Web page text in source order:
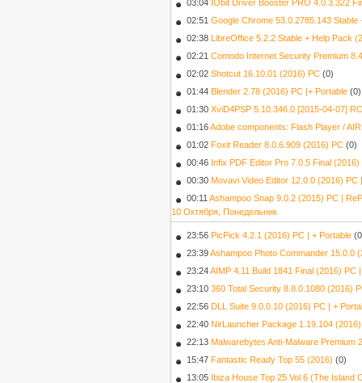
03:04 IObit Driver Booster PRO 4.0.3.322
02:51 Google Chrome 53.0.2785.143
02:38 LibreOffice 5.2.2 Stable + Help Pack
02:21 Comodo Internet Security Premium
02:02 Shotcut 16.10.01 (2016) PC (0)
01:44 Blender 2.78 (2016) PC |+ Portable (0)
01:30 XviD4PSP 5.10.346.0 [2015-04-07]
01:16Adobe components: Flash Player /
01:02 Foxit Reader 8.0.6.909 (2016) PC (0)
00:46 Infix PDF Editor Pro 7.0.5 Final
00:30 Movavi Video Editor 12.0.0 (2016)
00:11 Ashampoo Snap 9.0.2 (2015) PC |
10 Октября, Понедельник
23:56 PicPick 4.2.1 (2016) РС | + Portable
23:39Ashampoo Photo Commander 15.0.0
23:24AIMP 4.11 Build 1841 Final (2016)
23:10 360 Total Security 8.8.0.1080 (2016)
22:56 DLL Suite 9.0.0.10 (2016) PC | +
22:40 NirLauncher Package 1.19.104
22:13 Malwarebytes Anti-Malware Premium
15:47 Fantastic Ready Top 55 (2016) (0)
13:05 Ibiza House Top 25 Vol.6 (The Island